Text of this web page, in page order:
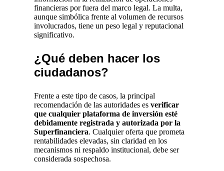
financieras por fuera del marco legal. La multa,
aunque simbólica frente al volumen de recursos
involucrados, tiene un peso legal y reputacional
significativo.
¿Qué deben hacer los
ciudadanos?
Frente a este tipo de casos, la principal
recomendación de las autoridades es verificar
que cualquier plataforma de inversión esté
debidamente registrada y autorizada por la
Superfinanciera. Cualquier oferta que prometa
rentabilidades elevadas, sin claridad en los
mecanismos ni respaldo institucional, debe ser
considerada sospechosa.